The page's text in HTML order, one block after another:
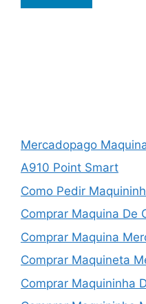
Mercadopago
A910 Point Smart
Como Pedir
Comprar Maquina De
Comprar Maquina
Comprar Maquineta
Comprar Maquininha